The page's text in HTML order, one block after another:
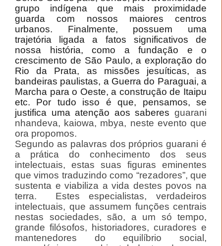
grupo indígena que mais proximidade
guarda com nossos maiores centros
urbanos. Finalmente, possuem uma
trajetória ligada a fatos significativos de
nossa história, como a fundação e o
crescimento de São Paulo, a exploração do
Rio da Prata, as missões jesuíticas, as
bandeiras paulistas, a Guerra do Paraguai, a
Marcha para o Oeste, a construção de Itaipu
etc. Por tudo isso é que, pensamos, se
justifica uma atenção aos saberes guarani
nhandeva, kaiowa, mbya, neste evento que
ora propomos.
Segundo as palavras dos próprios guarani é
a prática do conhecimento dos seus
intelectuais, estas suas figuras eminentes
que vimos traduzindo como “rezadores”, que
sustenta e viabiliza a vida destes povos na
terra. Estes especialistas, verdadeiros
intelectuais, que assumem funções centrais
nestas sociedades, são, a um só tempo,
grande filósofos, historiadores, curadores e
mantenedores do equilíbrio social,